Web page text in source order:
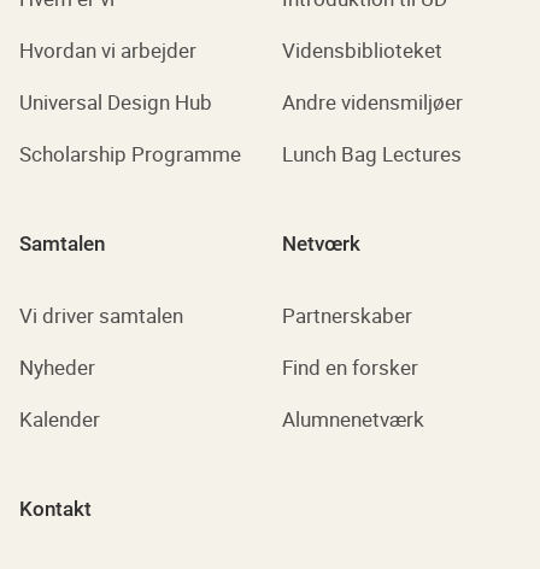
Hvordan vi arbejder
Universal Design Hub
Scholarship Programme
Vidensbiblioteket
Andre vidensmiljøer
Lunch Bag Lectures
Samtalen
Vi driver samtalen
Nyheder
Kalender
Netvœrk
Partnerskaber
Find en forsker
Alumnenetværk
Kontakt